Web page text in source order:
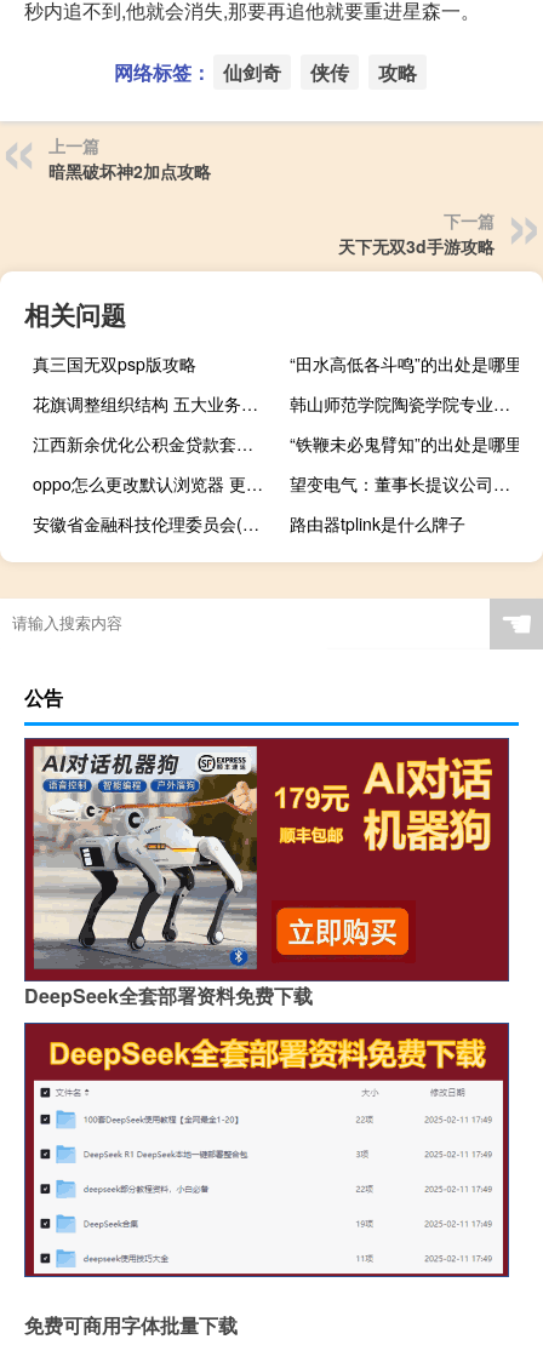
秒内追不到,他就会消失,那要再追他就要重进星森一。
网络标签： 仙剑奇 侠传 攻略
上一篇
暗黑破坏神2加点攻略
下一篇
天下无双3d手游攻略
相关问题
真三国无双psp版攻略
“田水高低各斗鸣”的出处是哪里
花旗调整组织结构 五大业务负责人将向首席执行官汇报
韩山师范学院陶瓷学院专业（韩山师范学院陶瓷学院）
江西新余优化公积金贷款套数认定标准：在新余名下无住房的认定为首套
“铁鞭未必鬼臂知”的出处是哪里
oppo怎么更改默认浏览器 更改qq默认浏览器
望变电气：董事长提议公司拟以5000万元-1亿元回购股份
安徽省金融科技伦理委员会(关于安徽省金融科技伦理委员会简述)
路由器tplink是什么牌子
☚
公告
DeepSeek全套部署资料免费下载
免费可商用字体批量下载